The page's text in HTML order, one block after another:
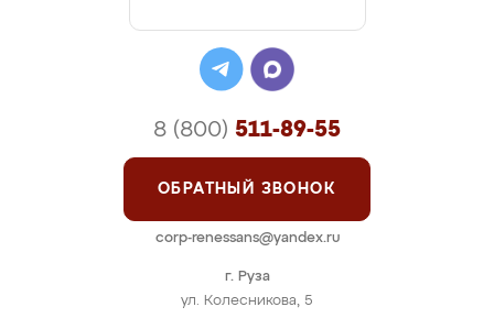
г. Руза
ул. Колесникова, 5
8 (800) 511-89-55
ОБРАТНЫЙ ЗВОНОК
corp-renessans@yandex.ru